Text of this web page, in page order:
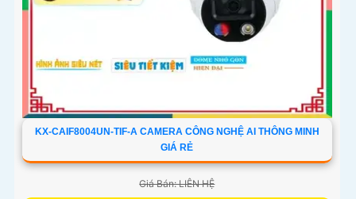
KX-CAIF8004UN-TIF-A CAMERA CÔNG NGHỆ AI THÔNG MINH
GIÁ RẺ
Giá Bán: LIÊN HỆ